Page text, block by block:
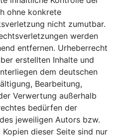
ohne konkrete
nicht zumutbar.
werden
entfernen. Urheberrecht
erstellten Inhalte und
dem deutschen
Bearbeitung,
Verwertung außerhalb
bedürfen der
jeweiligen Autors bzw.
dieser Seite sind nur